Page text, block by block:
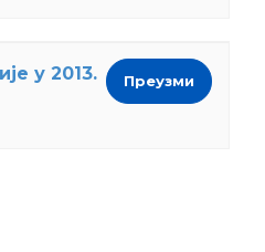
у 2013.
Преузми